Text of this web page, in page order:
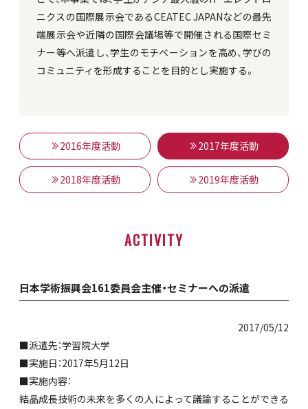
ニクスの国際展示会であるCEATEC JAPANなどの最先
端展示会や近隣の国際会議場等で開催される国際セミ
ナー等へ派遣し、学生のモチベーションを高め、学びの
コミュニティを形成することを目的とし実施する。
2016年度活動 2017年度活動
2018年度活動 2019年度活動
ACTIVITY
日本学術振興会161委員会主催・セミナーへの派遣
2017/05/12
■派遣先：学習院大学
■実施日：2017年5月12日
■実施内容：
結晶成長技術の未来を多くの人によって議論することができる